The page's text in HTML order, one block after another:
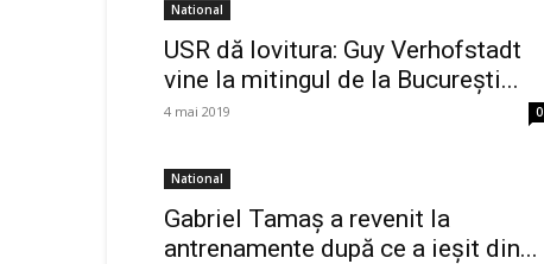
National
USR dă lovitura: Guy Verhofstadt
vine la mitingul de la București...
4 mai 2019 0
National
Gabriel Tamaş a revenit la
antrenamente după ce a ieşit din...